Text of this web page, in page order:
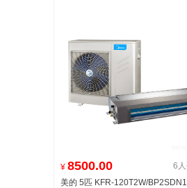
¥ 8500.00
6
美的 5匹 KFR-120T2W/